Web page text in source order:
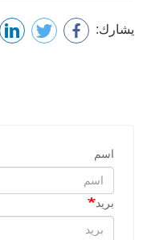
يشارك:
اسم
بريد